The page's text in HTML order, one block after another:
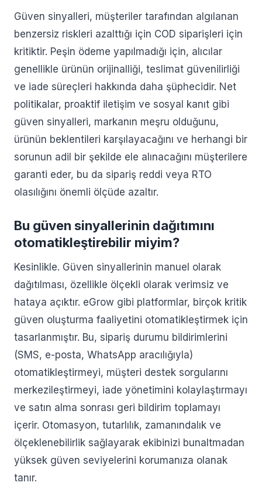
Güven sinyalleri, müşteriler tarafından algılanan
benzersiz riskleri azalttığı için COD siparişleri için
kritiktir. Peşin ödeme yapılmadığı için, alıcılar
genellikle ürünün orijinalliği, teslimat güvenilirliği
ve iade süreçleri hakkında daha şüphecidir. Net
politikalar, proaktif iletişim ve sosyal kanıt gibi
güven sinyalleri, markanın meşru olduğunu,
ürünün beklentileri karşılayacağını ve herhangi bir
sorunun adil bir şekilde ele alınacağını müşterilere
garanti eder, bu da sipariş reddi veya RTO
olasılığını önemli ölçüde azaltır.
Bu güven sinyallerinin dağıtımını
otomatikleştirebilir miyim?
Kesinlikle. Güven sinyallerinin manuel olarak
dağıtılması, özellikle ölçekli olarak verimsiz ve
hataya açıktır. eGrow gibi platformlar, birçok kritik
güven oluşturma faaliyetini otomatikleştirmek için
tasarlanmıştır. Bu, sipariş durumu bildirimlerini
(SMS, e-posta, WhatsApp aracılığıyla)
otomatikleştirmeyi, müşteri destek sorgularını
merkezileştirmeyi, iade yönetimini kolaylaştırmayı
ve satın alma sonrası geri bildirim toplamayı
içerir. Otomasyon, tutarlılık, zamanındalık ve
ölçeklenebilirlik sağlayarak ekibinizi bunaltmadan
yüksek güven seviyelerini korumanıza olanak
tanır.